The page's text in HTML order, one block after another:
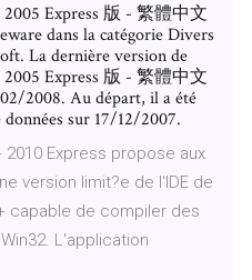
Express 版 - 繁體中文
dans la catégorie Divers
La dernière version de
Express 版 - 繁體中文
2008. Au départ, il a été
sur 17/12/2007.
Express propose aux
version limit?e de l'IDE de
capable de compiler des
L'application